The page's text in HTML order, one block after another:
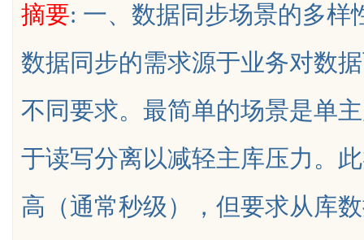
uz
摘要: 一、数据同步场景的多样
数据同步的需求源于业务对数
不同要求。最简单的场景是单
于读写分离以减轻主库压力。
高（通常秒级），但要求从库